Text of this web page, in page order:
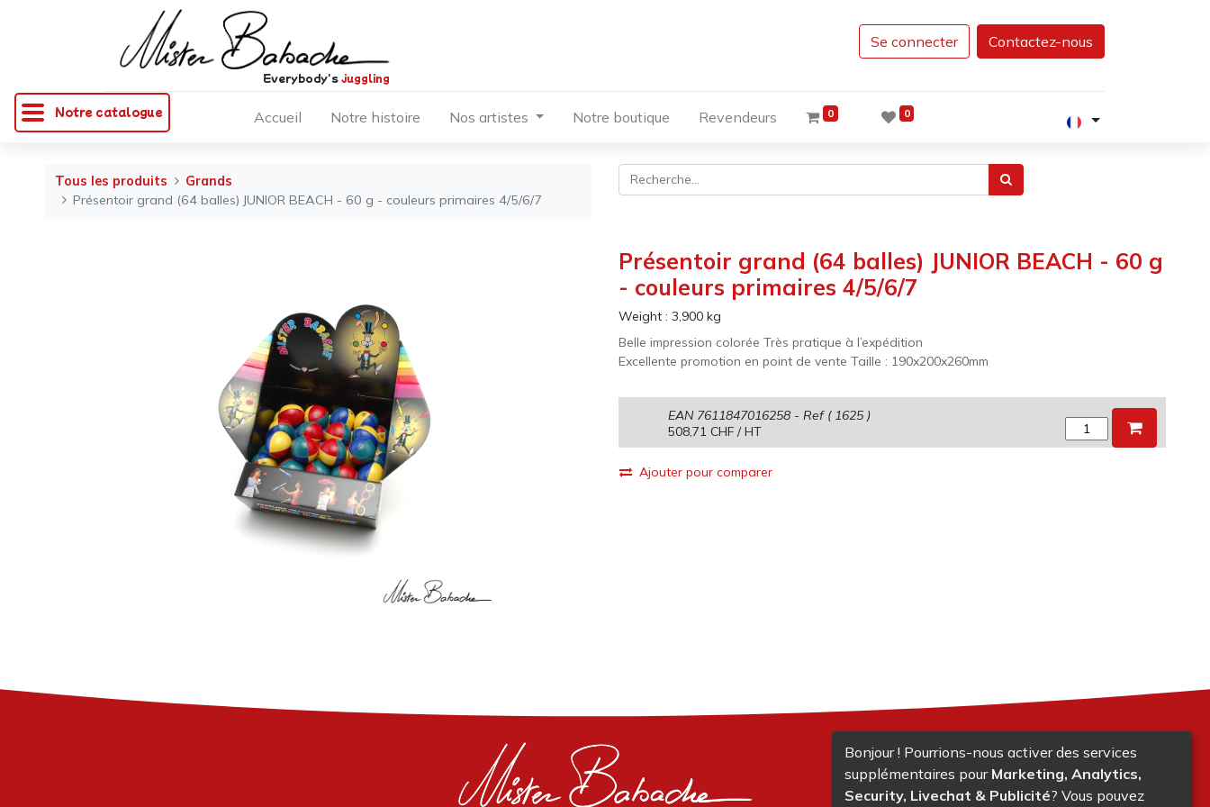
Notre catalogue
Everybody'sjuggling
Se connecter Contactez-nous
Accueil Notre histoire Nos artistes Notre boutique Revendeurs 0 0
Tous les produits
Grands
Présentoir grand (64 balles) JUNIOR BEACH - 60 g - couleurs primaires 4/5/6/7
Présentoir grand (64 balles) JUNIOR BEACH - 60 g
- couleurs primaires 4/5/6/7
Weight : 3,900kg
Belle impression colorée Très pratique à l’expédition
Excellente promotion en point de vente Taille : 190x200x260mm
508,71CHF/ HT
EAN 7611847016258- Ref ( 1625)
Ajouter pour comparer
Bonjour ! Pourrions-nous activer des services
supplémentaires pour Marketing, Analytics,
Security, Livechat & Publicité? Vous pouvez